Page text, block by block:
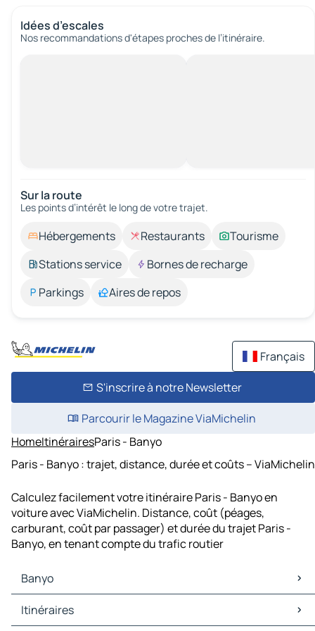
Idées d’escales
Nos recommandations d'étapes proches de l’itinéraire.
Sur la route
Les points d’intérêt le long de votre trajet.
Hébergements Restaurants
Tourisme
Stations service
Bornes de recharge
Parkings
Aires de repos
Français
S'inscrire à notre Newsletter
Parcourir le Magazine ViaMichelin
HomeItinérairesParis - Banyo
Paris - Banyo : trajet, distance, durée et coûts – ViaMichelin
Calculez facilement votre itinéraire Paris - Banyo en
voiture avec ViaMichelin. Distance, coût (péages,
carburant, coût par passager) et durée du trajet Paris -
Banyo, en tenant compte du trafic routier
Banyo
Banyo Cartes et plans
Banyo Trafic
Itinéraires